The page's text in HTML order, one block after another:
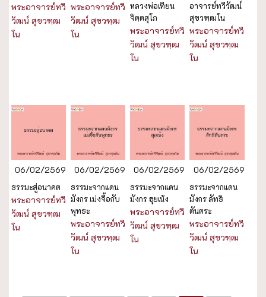
พระอาจารย์ทวี
วัฒน์ สุขวฑฺฒ
โน
พระอาจารย์ทวี
วัฒน์ สุขวฑฺฒ
โน
หลวงพ่อเทียน
จิตฺตสุโภ
พระอาจารย์ทวี
วัฒน์ สุขวฑฺฒ
โน
อาจารย์ทวีวัฒน์
สุขวฑฺฒโน
พระอาจารย์ทวี
วัฒน์ สุขวฑฺฒ
โน
06/02/2569
ธรรมะสู่อนาคต
พระอาจารย์ทวี
วัฒน์ สุขวฑฺฒ
โน
06/02/2569
ธรรมะจากแดน
มังกร เม่งจื้อกับ
พุทธะ
พระอาจารย์ทวี
วัฒน์ สุขวฑฺฒ
โน
06/02/2569
ธรรมะจากแดน
มังกร ฮุยเน้ง
พระอาจารย์ทวี
วัฒน์ สุขวฑฺฒ
โน
06/02/2569
ธรรมะจากแดน
มังกร ลัทธิ
ตันตระ
พระอาจารย์ทวี
วัฒน์ สุขวฑฺฒ
โน